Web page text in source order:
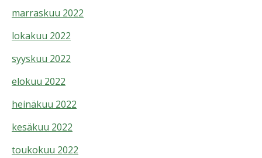
marraskuu 2022
lokakuu 2022
syyskuu 2022
elokuu 2022
heinäkuu 2022
kesäkuu 2022
toukokuu 2022